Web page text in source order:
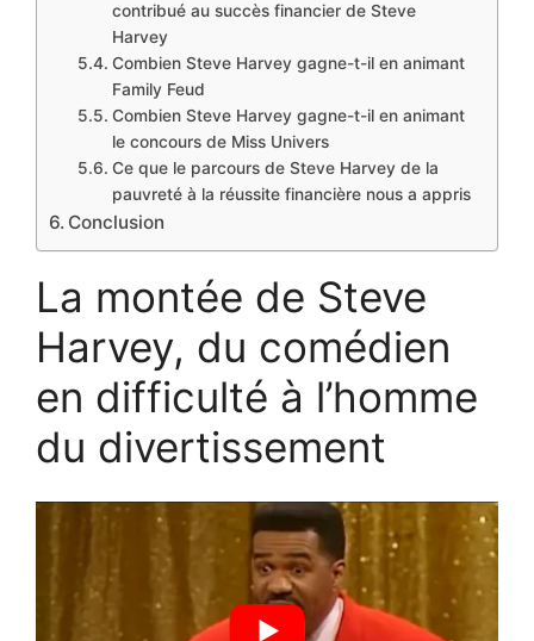
contribué au succès financier de Steve
Harvey
Combien Steve Harvey gagne-t-il en animant
Family Feud
Combien Steve Harvey gagne-t-il en animant
le concours de Miss Univers
Ce que le parcours de Steve Harvey de la
pauvreté à la réussite financière nous a appris
Conclusion
La montée de Steve
Harvey, du comédien
en difficulté à l’homme
du divertissement